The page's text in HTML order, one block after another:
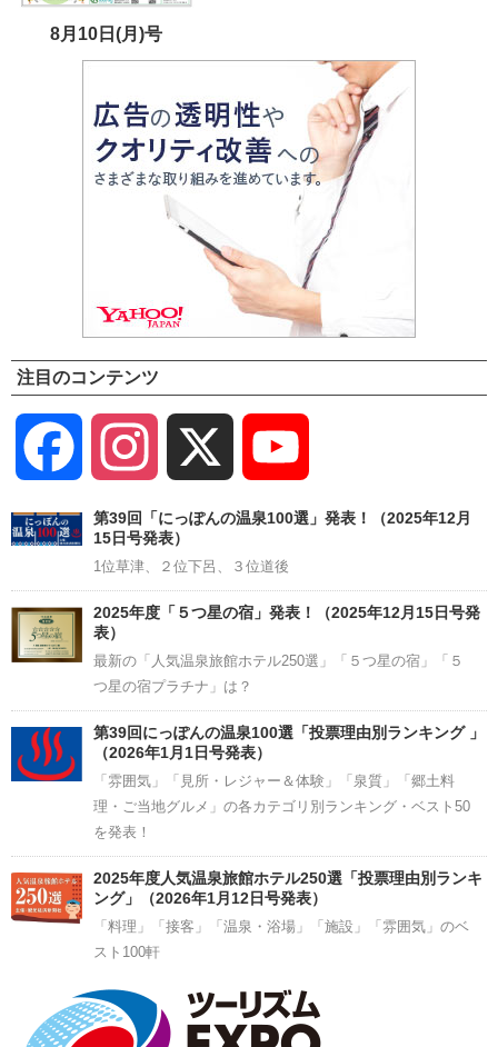
8月10日(月)号
注目のコンテンツ
Facebook Instagram
Channel
第39回「にっぽんの温泉100選」発表！（2025年12月
15日号発表）
1位草津、２位下呂、３位道後
2025年度「５つ星の宿」発表！（2025年12月15日号発
表）
最新の「人気温泉旅館ホテル250選」「５つ星の宿」「５
つ星の宿プラチナ」は？
第39回にっぽんの温泉100選「投票理由別ランキング 」
（2026年1月1日号発表）
「雰囲気」「見所・レジャー＆体験」「泉質」「郷土料
理・ご当地グルメ」の各カテゴリ別ランキング・ベスト50
を発表！
2025年度人気温泉旅館ホテル250選「投票理由別ランキ
ング」（2026年1月12日号発表）
「料理」「接客」「温泉・浴場」「施設」「雰囲気」のベ
スト100軒